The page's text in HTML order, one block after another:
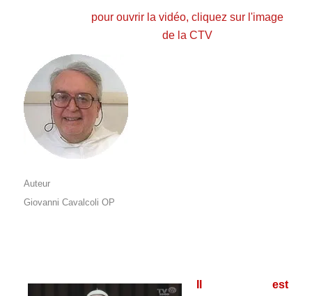
pour ouvrir la vidéo, cliquez sur l'image
de la CTV
Auteur
Giovanni Cavalcoli OP
Il est